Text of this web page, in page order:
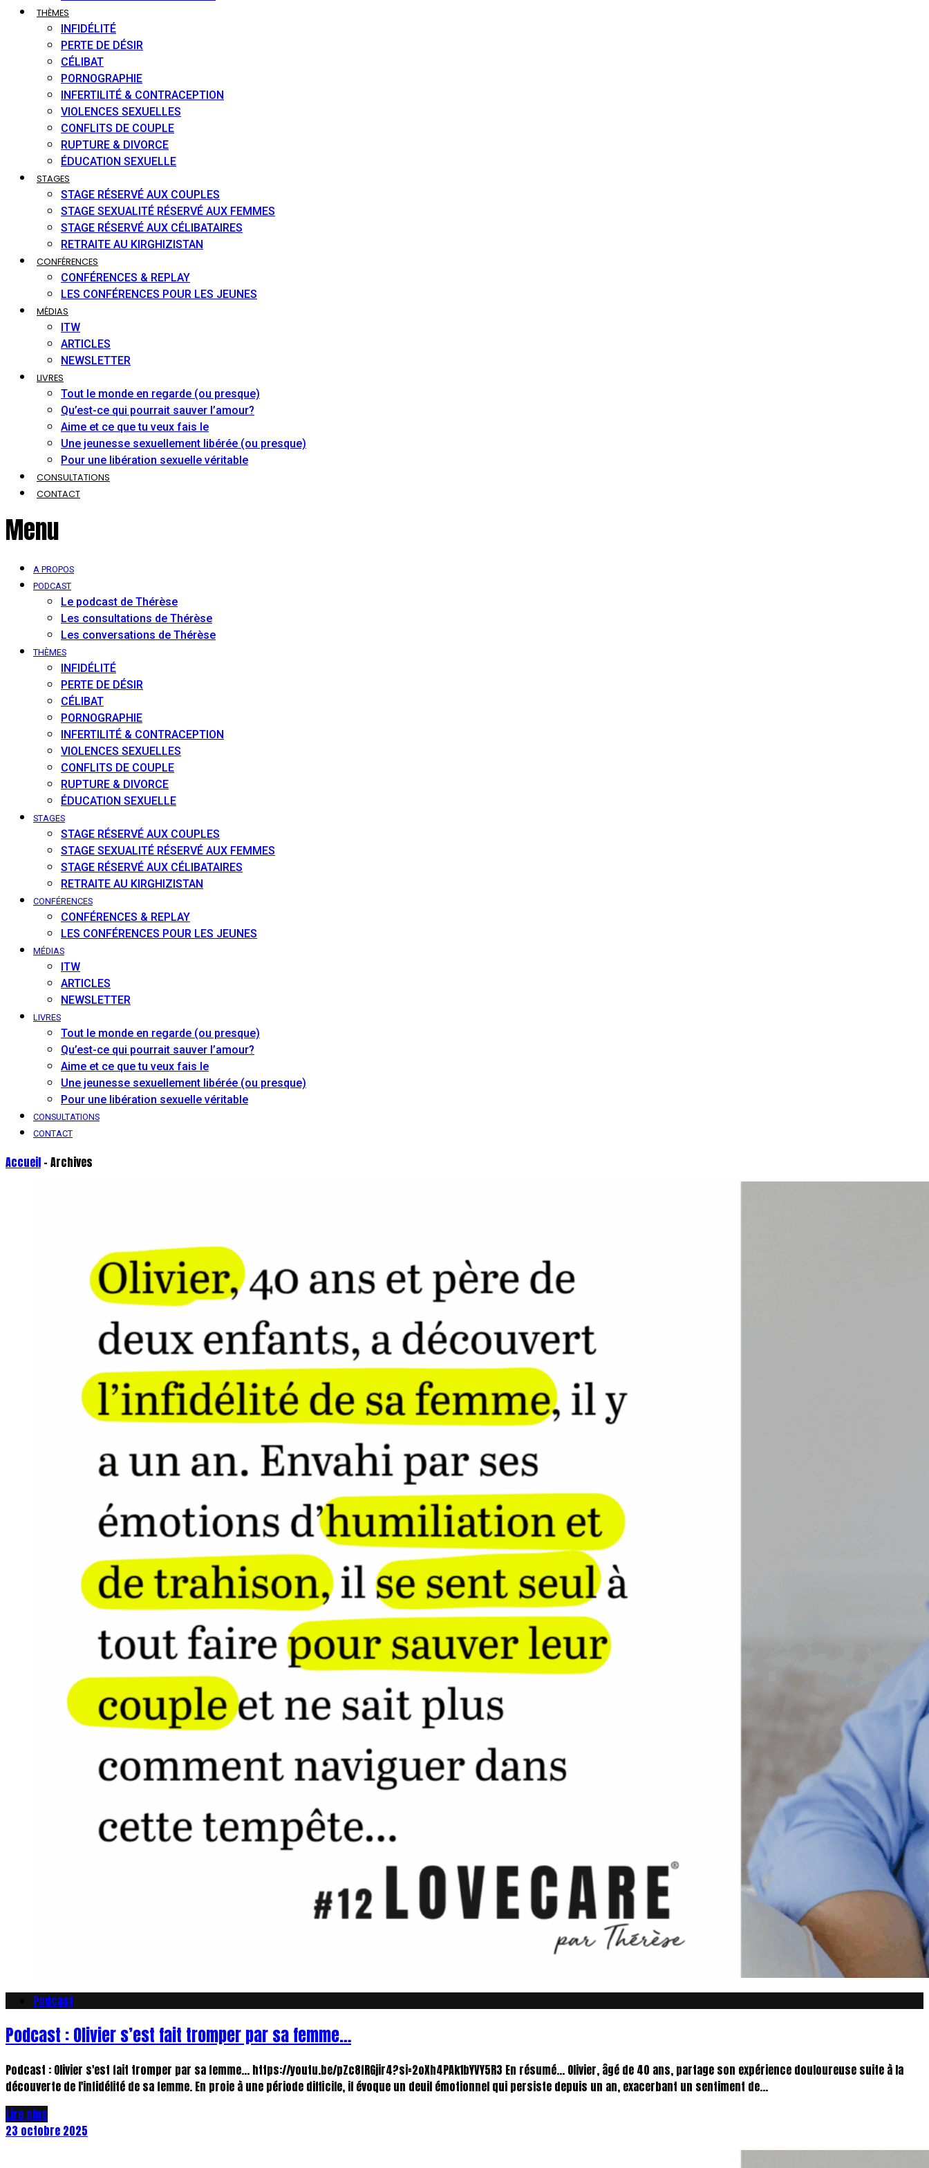
THÈMES
INFIDÉLITÉ
PERTE DE DÉSIR
CÉLIBAT
PORNOGRAPHIE
INFERTILITÉ & CONTRACEPTION
VIOLENCES SEXUELLES
CONFLITS DE COUPLE
RUPTURE & DIVORCE
ÉDUCATION SEXUELLE
STAGES
STAGE RÉSERVÉ AUX COUPLES
STAGE SEXUALITÉ RÉSERVÉ AUX FEMMES
STAGE RÉSERVÉ AUX CÉLIBATAIRES
RETRAITE AU KIRGHIZISTAN
CONFÉRENCES
CONFÉRENCES & REPLAY
LES CONFÉRENCES POUR LES JEUNES
MÉDIAS
ITW
ARTICLES
NEWSLETTER
LIVRES
Tout le monde en regarde (ou presque)
Qu’est-ce qui pourrait sauver l’amour?
Aime et ce que tu veux fais le
Une jeunesse sexuellement libérée (ou presque)
Pour une libération sexuelle véritable
CONSULTATIONS
CONTACT
Menu
A PROPOS
PODCAST
Le podcast de Thérèse
Les consultations de Thérèse
Les conversations de Thérèse
THÈMES
INFIDÉLITÉ
PERTE DE DÉSIR
CÉLIBAT
PORNOGRAPHIE
INFERTILITÉ & CONTRACEPTION
VIOLENCES SEXUELLES
CONFLITS DE COUPLE
RUPTURE & DIVORCE
ÉDUCATION SEXUELLE
STAGES
STAGE RÉSERVÉ AUX COUPLES
STAGE SEXUALITÉ RÉSERVÉ AUX FEMMES
STAGE RÉSERVÉ AUX CÉLIBATAIRES
RETRAITE AU KIRGHIZISTAN
CONFÉRENCES
CONFÉRENCES & REPLAY
LES CONFÉRENCES POUR LES JEUNES
MÉDIAS
ITW
ARTICLES
NEWSLETTER
LIVRES
Tout le monde en regarde (ou presque)
Qu’est-ce qui pourrait sauver l’amour?
Aime et ce que tu veux fais le
Une jeunesse sexuellement libérée (ou presque)
Pour une libération sexuelle véritable
CONSULTATIONS
CONTACT
Accueil - Archives
Podcast
Podcast : Olivier s’est fait tromper par sa femme…
Podcast : Olivier s'est fait tromper par sa femme... https://youtu.be/pZc8fRGjir4?si=2oXh4PAk1bYVY5R3 En résumé... Olivier, âgé de 40 ans, partage son expérience douloureuse suite à la
découverte de l'infidélité de sa femme. En proie à une période difficile, il évoque un deuil émotionnel qui persiste depuis un an, exacerbant un sentiment de...
Lire plus
23 octobre 2025